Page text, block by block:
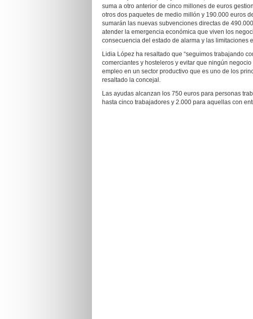
suma a otro anterior de cinco millones de euros
otros dos paquetes de medio millón y 190.000 euros
sumarán las nuevas subvenciones directas de
atender la emergencia económica que viven los
consecuencia del estado de alarma y las limitaciones
Lidia López ha resaltado que “seguimos trabajando
comerciantes y hosteleros y evitar que ningún
empleo en un sector productivo que es uno de los
resaltado la concejal.
Las ayudas alcanzan los 750 euros para personas
hasta cinco trabajadores y 2.000 para aquellas con